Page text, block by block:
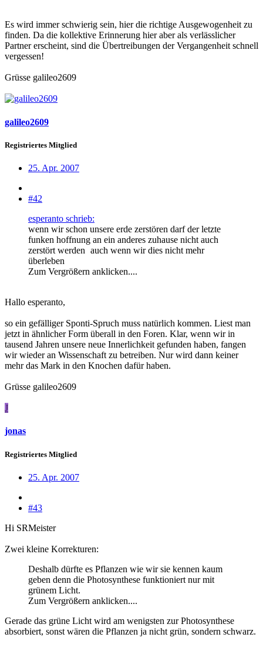
Es wird immer schwierig sein, hier die richtige Ausgewogenheit zu
finden. Da die kollektive Erinnerung hier aber als verlässlicher
Partner erscheint, sind die Übertreibungen der Vergangenheit schnell
vergessen!
Grüsse galileo2609
galileo2609
Registriertes Mitglied
25. Apr. 2007
#42
esperanto schrieb:
wenn wir schon unsere erde zerstören darf der letzte
funken hoffnung an ein anderes zuhause nicht auch
zerstört werden auch wenn wir dies nicht mehr
überleben
Zum Vergrößern anklicken....
Hallo esperanto,
so ein gefälliger Sponti-Spruch muss natürlich kommen. Liest man
jetzt in ähnlicher Form überall in den Foren. Klar, wenn wir in
tausend Jahren unsere neue Innerlichkeit gefunden haben, fangen
wir wieder an Wissenschaft zu betreiben. Nur wird dann keiner
mehr das Mark in den Knochen dafür haben.
Grüsse galileo2609
J
jonas
Registriertes Mitglied
25. Apr. 2007
#43
Hi SRMeister
Zwei kleine Korrekturen:
Deshalb dürfte es Pflanzen wie wir sie kennen kaum
geben denn die Photosynthese funktioniert nur mit
grünem Licht.
Zum Vergrößern anklicken....
Gerade das grüne Licht wird am wenigsten zur Photosynthese
absorbiert, sonst wären die Pflanzen ja nicht grün, sondern schwarz.